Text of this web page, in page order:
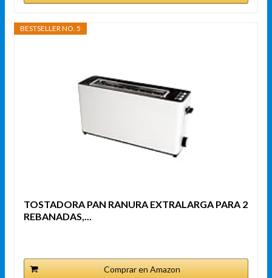
BESTSELLER NO. 5
TOSTADORA PAN RANURA EXTRALARGA PARA 2
REBANADAS,...
Comprar en Amazon